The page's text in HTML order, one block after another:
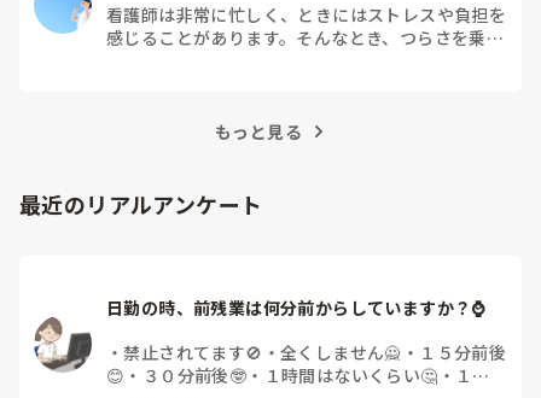
看護師は非常に忙しく、ときにはストレスや負担を
感じることがあります。そんなとき、つらさを乗り
もっと見る
最近のリアルアンケート
日勤の時、前残業は何分前からしていますか？⌚
・禁止されてます🚫 ・ 全くしません🙅 ・ １５分前後
😊 ・ ３０分前後🤓 ・ １時間はないくらい🤔 ・ １時